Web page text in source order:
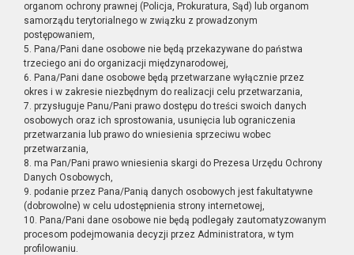
organom ochrony prawnej (Policja, Prokuratura, Sąd) lub organom
samorządu terytorialnego w związku z prowadzonym
postępowaniem,
5. Pana/Pani dane osobowe nie będą przekazywane do państwa
trzeciego ani do organizacji międzynarodowej,
6. Pana/Pani dane osobowe będą przetwarzane wyłącznie przez
okres i w zakresie niezbędnym do realizacji celu przetwarzania,
7. przysługuje Panu/Pani prawo dostępu do treści swoich danych
osobowych oraz ich sprostowania, usunięcia lub ograniczenia
przetwarzania lub prawo do wniesienia sprzeciwu wobec
przetwarzania,
8. ma Pan/Pani prawo wniesienia skargi do Prezesa Urzędu Ochrony
Danych Osobowych,
9. podanie przez Pana/Panią danych osobowych jest fakultatywne
(dobrowolne) w celu udostępnienia strony internetowej,
10. Pana/Pani dane osobowe nie będą podlegały zautomatyzowanym
procesom podejmowania decyzji przez Administratora, w tym
profilowaniu.